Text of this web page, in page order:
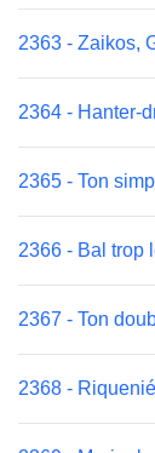
2363 - Zaikos,
2364 - Hanter-
2365 - Ton
2366 - Bal trop
2367 - Ton
2368 -